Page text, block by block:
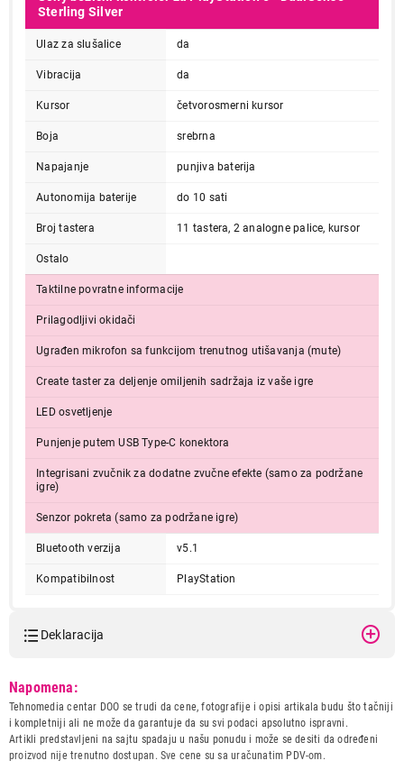
Sterling Silver
Ulaz za slušalice da
Vibracija da
Kursor četvorosmerni kursor
Boja srebrna
Napajanje punjiva baterija
Autonomija baterije do 10 sati
Broj tastera 11 tastera, 2 analogne palice, kursor
Ostalo
Taktilne povratne informacije
Prilagodljivi okidači
Ugrađen mikrofon sa funkcijom trenutnog utišavanja (mute)
Create taster za deljenje omiljenih sadržaja iz vaše igre
LED osvetljenje
Punjenje putem USB Type-C konektora
Integrisani zvučnik za dodatne zvučne efekte (samo za podržane
igre)
Senzor pokreta (samo za podržane igre)
Bluetooth verzija v5.1
Kompatibilnost PlayStation
Deklaracija
Naziv i vrsta robe:
OPREMA ZA IGRANJE
Uvoznik:
BRIV CONSULTING DOO
Zemlja porekla:
Kina
Napomena:
Tehnomedia centar DOO se trudi da cene, fotografije i opisi artikala budu što tačniji
i kompletniji ali ne može da garantuje da su svi podaci apsolutno ispravni.
Artikli predstavljeni na sajtu spadaju u našu ponudu i može se desiti da određeni
proizvod nije trenutno dostupan. Sve cene su sa uračunatim PDV-om.
10.999,00
OPREMA ZA IGRANJE
SONY PS5 DualSense Wireless Controller
Sterling Silver
Nastavi kupovinu